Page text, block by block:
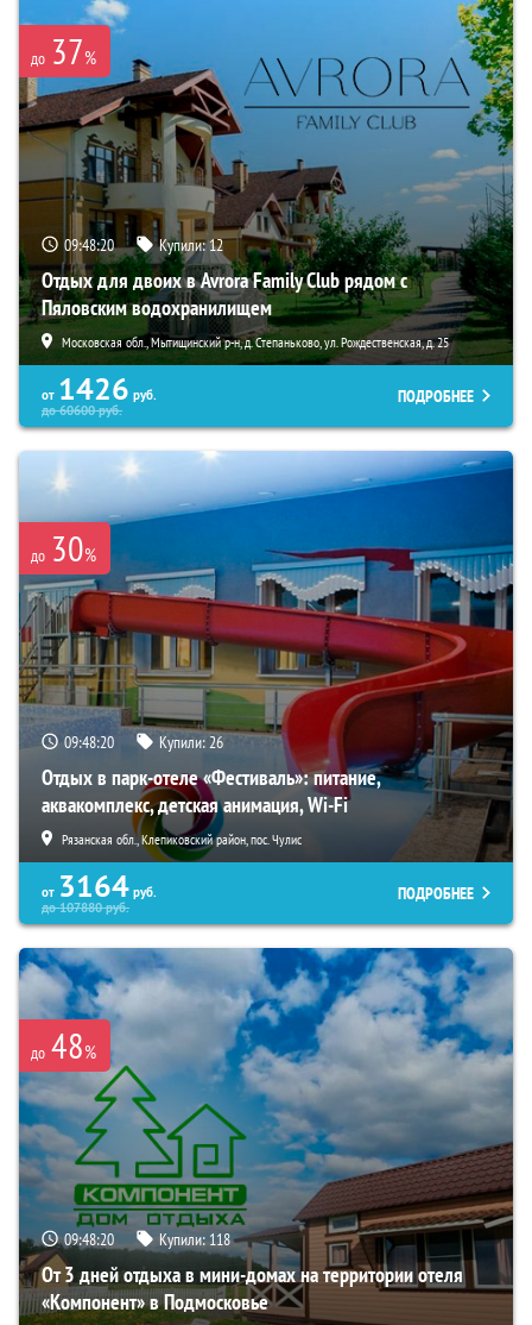
до 37%
09:48:19 Купили:12
Отдых для двоих в Avrora Family Club рядом с
Пяловским водохранилищем
Московская обл., Мытищинский р-н, д. Степаньково, ул. Рождественская, д. 25
от 1426 руб.
до60600руб.
ПОДРОБНЕЕ
до 30%
09:48:19 Купили:26
Отдых в парк-отеле «Фестиваль»: питание,
аквакомплекс, детская анимация, Wi-Fi
Рязанская обл., Клепиковский район, пос. Чулис
от 3164 руб.
до107880руб.
ПОДРОБНЕЕ
до 48%
09:48:19 Купили: 118
От 3 дней отдыха в мини-домах на территории отеля
«Компонент» в Подмосковье